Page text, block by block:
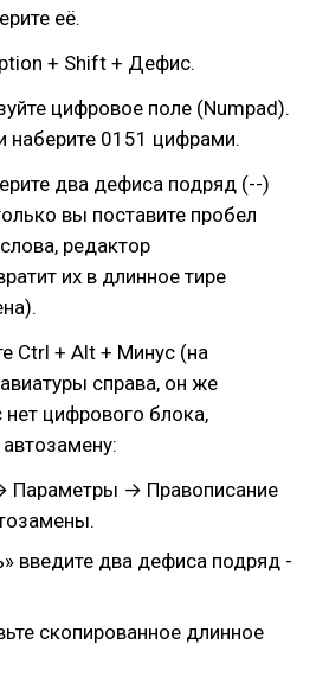
её.
+ Shift + Дефис.
цифровое поле (Numpad).
наберите 0151 цифрами.
два дефиса подряд (--)
вы поставите пробел
редактор
их в длинное тире
Ctrl + Alt + Минус (на
справа, он же
нет цифрового блока,
Параметры → Правописание
введите два дефиса подряд -
скопированное длинное